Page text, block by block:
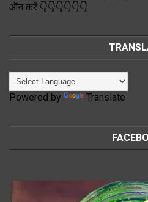
ऑन करें 👇👇👇👇👇👇
Powered by Translate